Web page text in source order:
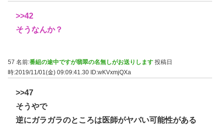
>>42
そうなんか？
57 名前:番組の途中ですが翡翠の名無しがお送りします 投稿日
時:2019/11/01(金) 09:09:41.30 ID:wKVxmjQXa
>>47
そうやで
逆にガラガラのところは医師がヤバい可能性がある